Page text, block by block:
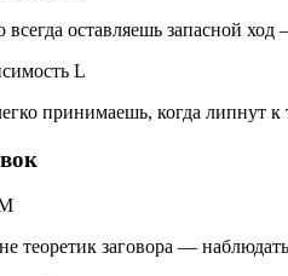
оставляешь запасной
L
принимаешь, когда липнут
теоретик заговора —